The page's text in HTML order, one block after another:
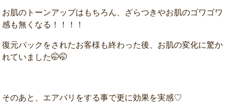
お肌のトーンアップはもちろん、ざらつきやお肌のゴワゴワ
感も無くなる！！！！
復元パックをされたお客様も終わった後、お肌の変化に驚か
れていました🤭🤭
そのあと、エアバリをする事で更に効果を実感♡